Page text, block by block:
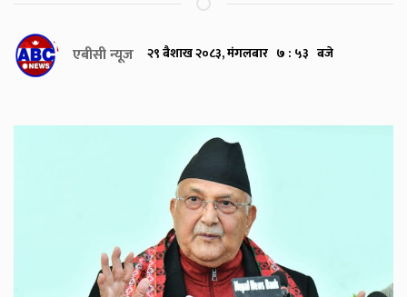
एबीसी न्यूज २९ बैशाख २०८३, मंगलबार ७ : ५३ बजे